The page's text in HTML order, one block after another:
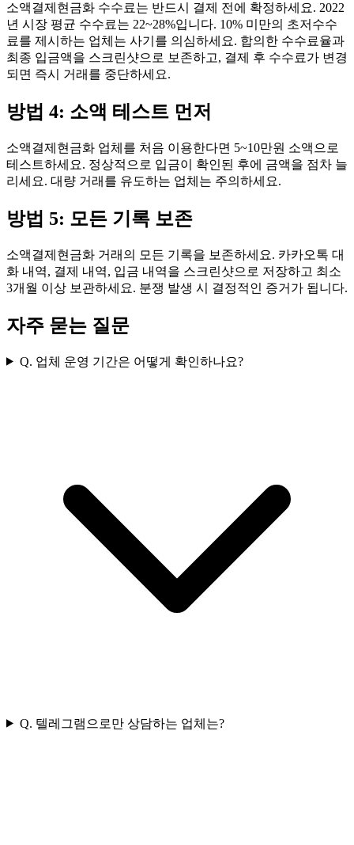
소액결제현금화 수수료는 반드시 결제 전에 확정하세요. 2022
년 시장 평균 수수료는 22~28%입니다. 10% 미만의 초저수수
료를 제시하는 업체는 사기를 의심하세요. 합의한 수수료율과
최종 입금액을 스크린샷으로 보존하고, 결제 후 수수료가 변경
되면 즉시 거래를 중단하세요.
방법 4: 소액 테스트 먼저
소액결제현금화 업체를 처음 이용한다면 5~10만원 소액으로
테스트하세요. 정상적으로 입금이 확인된 후에 금액을 점차 늘
리세요. 대량 거래를 유도하는 업체는 주의하세요.
방법 5: 모든 기록 보존
소액결제현금화 거래의 모든 기록을 보존하세요. 카카오톡 대
화 내역, 결제 내역, 입금 내역을 스크린샷으로 저장하고 최소
3개월 이상 보관하세요. 분쟁 발생 시 결정적인 증거가 됩니다.
자주 묻는 질문
Q. 업체 운영 기간은 어떻게 확인하나요?
Q. 텔레그램으로만 상담하는 업체는?